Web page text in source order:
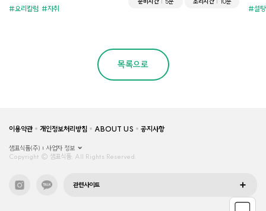
요리칼럼 자취 설탕
목록으로
이용약관 개인정보처리방침 ABOUT US 공지사항
샘표식품(주)
사업자 정보
Copyright © 샘표식품, All Rights Reserved.
관련사이트